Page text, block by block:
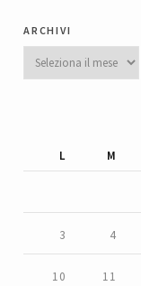
archivi
Archivi
L
M
3 4
10 11